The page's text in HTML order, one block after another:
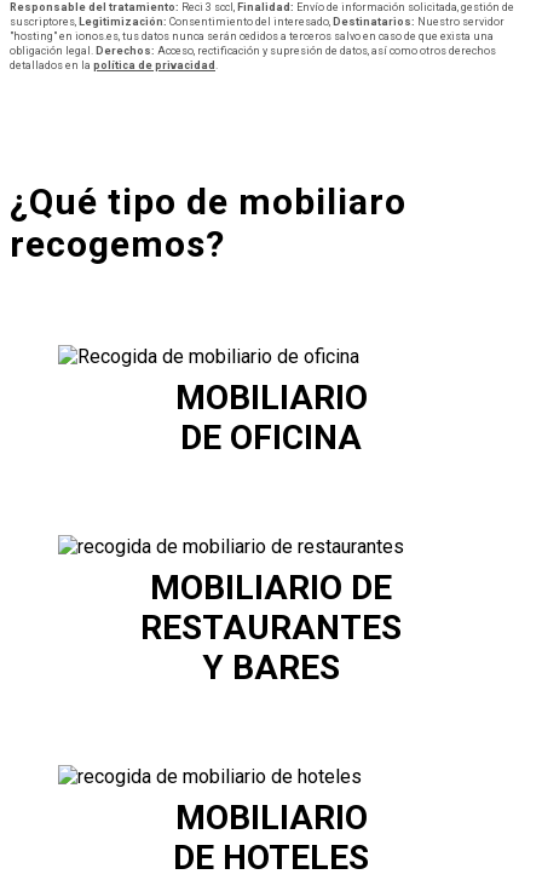
Responsable del tratamiento: Reci 3 sccl, Finalidad: Envío de información solicitada, gestión de
suscriptores, Legitimización: Consentimiento del interesado, Destinatarios: Nuestro servidor
"hosting" en ionos.es, tus datos nunca serán cedidos a terceros salvo en caso de que exista una
obligación legal. Derechos: Acceso, rectificación y supresión de datos, así como otros derechos
detallados en la política de privacidad .
¿Qué tipo de mobiliaro
recogemos?
MOBILIARIO
DE OFICINA
MOBILIARIO DE
RESTAURANTES
Y BARES
MOBILIARIO
DE HOTELES